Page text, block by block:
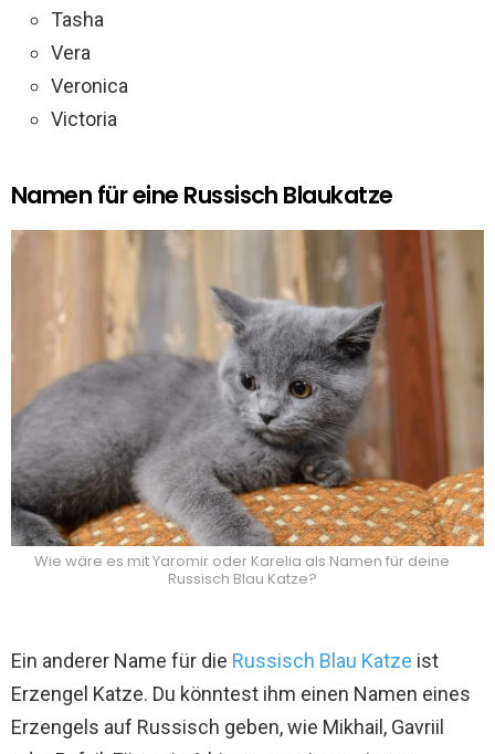
Tasha
Vera
Veronica
Victoria
Namen für eine Russisch Blaukatze
Wie wäre es mit Yaromir oder Karelia als Namen für deine
Russisch Blau Katze?
Ein anderer Name für die Russisch Blau Katze ist
Erzengel Katze. Du könntest ihm einen Namen eines
Erzengels auf Russisch geben, wie Mikhail, Gavriil